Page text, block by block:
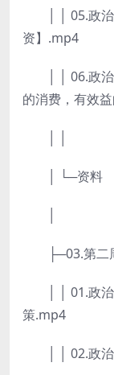
│ │ 05.政治-
资】.mp4
│ │ 06.政治-
的消费，有效
│ └─资料
├─03.第二
│ │ 01.政治-
策.mp4
│ │ 02.政治-